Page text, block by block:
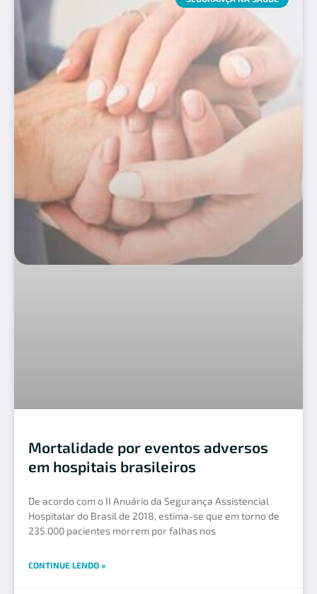
Mortalidade por eventos adversos
em hospitais brasileiros
De acordo com o II Anuário da Segurança Assistencial
Hospitalar do Brasil de 2018, estima-se que em torno de
235.000 pacientes morrem por falhas nos
CONTINUE LENDO »